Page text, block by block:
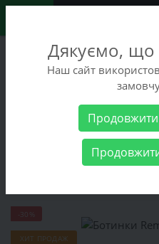
Женские товары Женская
Ботинки Remonte
ХИТ ПРОДАЖ
Дякуємо, що
Наш сайт